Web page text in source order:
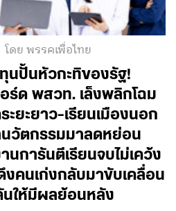
โดย พรรคเพื่อไทย
นปั้นหัวกะทิของรัฐ!
ร์ด พสวท. เล็งพลิกโฉม
ยะยาว-เรียนเมืองนอก
นวัตกรรมมาลดหย่อน
นการันตีเรียนจบไม่เคว้ง
งคนเก่งกลับมาขับเคลื่อน
นให้มีผลย้อนหลัง